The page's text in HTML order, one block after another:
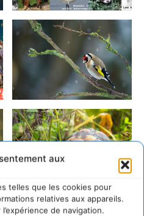
aux
telles que les cookies pour
relatives aux appareils.
de navigation.